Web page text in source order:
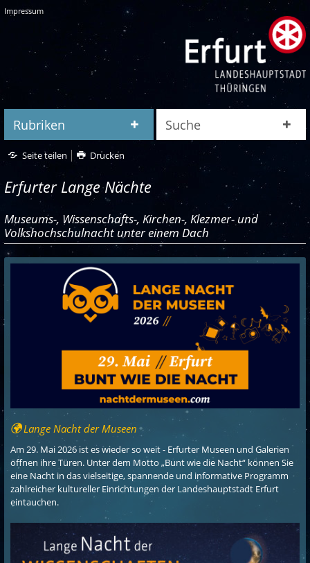
Impressum
Rubriken Suche
Seite teilen Drucken
Erfurter Lange Nächte
Museums-, Wissenschafts-, Kirchen-, Klezmer- und
Volkshochschulnacht unter einem Dach
Lange Nacht der Museen
Am 29. Mai 2026 ist es wieder so weit - Erfurter Museen und Galerien
öffnen ihre Türen. Unter dem Motto „Bunt wie die Nacht“ können Sie
eine Nacht in das vielseitige, spannende und informative Programm
zahlreicher kultureller Einrichtungen der Landeshauptstadt Erfurt
eintauchen.